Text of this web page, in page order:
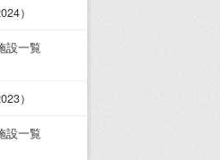
）
設一覧
）
設一覧